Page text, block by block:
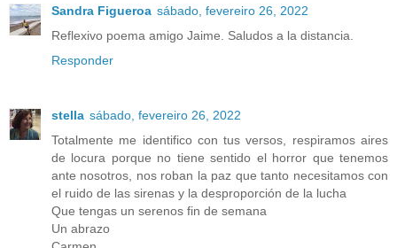
Sandra Figueroa sábado, fevereiro 26, 2022
Reflexivo poema amigo Jaime. Saludos a la distancia.
Responder
stella sábado, fevereiro 26, 2022
Totalmente me identifico con tus versos, respiramos aires
de locura porque no tiene sentido el horror que tenemos
ante nosotros, nos roban la paz que tanto necesitamos con
el ruido de las sirenas y la desproporción de la lucha
Que tengas un serenos fin de semana
Un abrazo